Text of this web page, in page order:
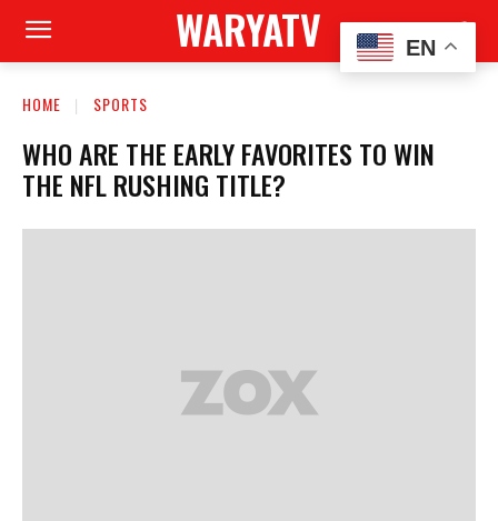
WARYATV
HOME SPORTS
WHO ARE THE EARLY FAVORITES TO WIN
THE NFL RUSHING TITLE?
EN